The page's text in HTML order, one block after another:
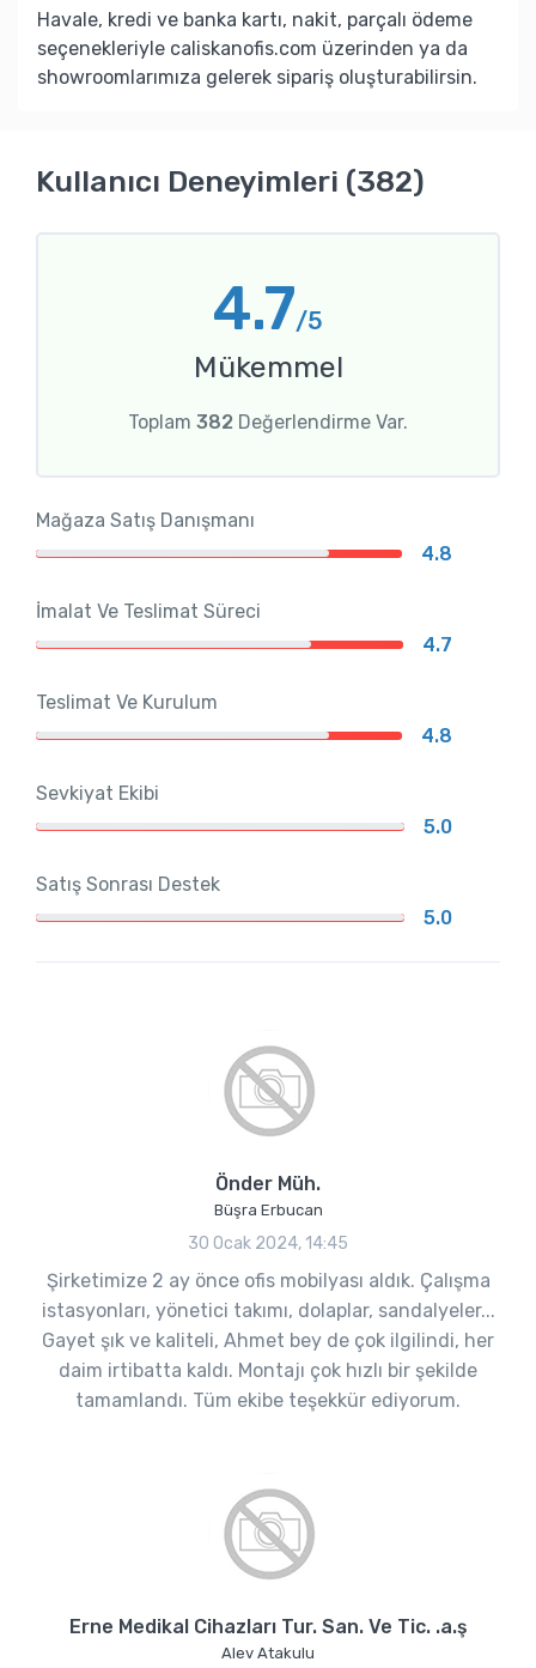
Havale, kredi ve banka kartı, nakit, parçalı ödeme
seçenekleriyle caliskanofis.com üzerinden ya da
showroomlarımıza gelerek sipariş oluşturabilirsin.
Kullanıcı Deneyimleri (382)
4.7/5
Mükemmel
Toplam 382 Değerlendirme Var.
Mağaza Satış Danışmanı
4.8
İmalat Ve Teslimat Süreci
4.7
Teslimat Ve Kurulum
4.8
Sevkiyat Ekibi
5.0
Satış Sonrası Destek
5.0
Önder Müh.
Büşra Erbucan
30 Ocak 2024, 14:45
Şirketimize 2 ay önce ofis mobilyası aldık. Çalışma
istasyonları, yönetici takımı, dolaplar, sandalyeler...
Gayet şık ve kaliteli, Ahmet bey de çok ilgilindi, her
daim irtibatta kaldı. Montajı çok hızlı bir şekilde
tamamlandı. Tüm ekibe teşekkür ediyorum.
Erne Medikal Cihazları Tur. San. Ve Tic. .a.ş
Alev Atakulu